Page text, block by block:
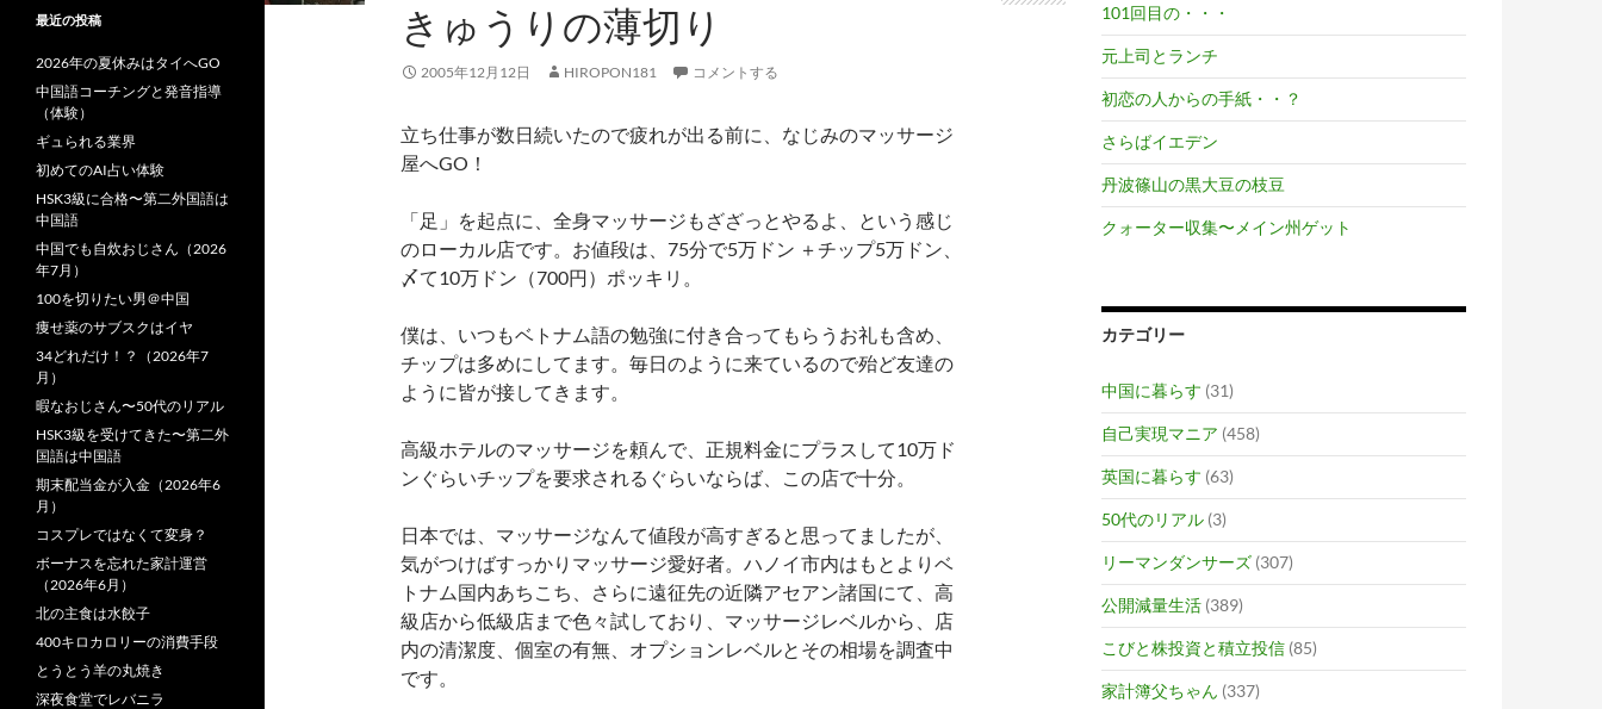
きゅうりの薄切り
2005年12月12日 HIROPON181 コメントする
立ち仕事が数日続いたので疲れが出る前に、なじみのマッサージ
屋へGO！
「足」を起点に、全身マッサージもざざっとやるよ、という感じ
のローカル店です。お値段は、75分で5万ドン ＋チップ5万ドン、
〆て10万ドン（700円）ポッキリ。
僕は、いつもベトナム語の勉強に付き合ってもらうお礼も含め、
チップは多めにしてます。毎日のように来ているので殆ど友達の
ように皆が接してきます。
高級ホテルのマッサージを頼んで、正規料金にプラスして10万ド
ンぐらいチップを要求されるぐらいならば、この店で十分。
日本では、マッサージなんて値段が高すぎると思ってましたが、
気がつけばすっかりマッサージ愛好者。ハノイ市内はもとよりベ
トナム国内あちこち、さらに遠征先の近隣アセアン諸国にて、高
級店から低級店まで色々試しており、マッサージレベルから、店
内の清潔度、個室の有無、オプションレベルとその相場を調査中
です。
101回目の・・・
元上司とランチ
初恋の人からの手紙・・？
さらばイエデン
丹波篠山の黒大豆の枝豆
クォーター収集〜メイン州ゲット
カテゴリー
中国に暮らす (31)
自己実現マニア (458)
英国に暮らす (63)
50代のリアル (3)
リーマンダンサーズ (307)
公開減量生活 (389)
こびと株投資と積立投信 (85)
家計簿父ちゃん (337)
最近の投稿
2026年の夏休みはタイへGO
中国語コーチングと発音指導
（体験）
ギュられる業界
初めてのAI占い体験
HSK3級に合格〜第二外国語は
中国語
中国でも自炊おじさん（2026
年7月）
100を切りたい男＠中国
痩せ薬のサブスクはイヤ
34どれだけ！？（2026年7
月）
暇なおじさん〜50代のリアル
HSK3級を受けてきた〜第二外
国語は中国語
期末配当金が入金（2026年6
月）
コスプレではなくて変身？
ボーナスを忘れた家計運営
（2026年6月）
北の主食は水餃子
400キロカロリーの消費手段
とうとう羊の丸焼き
深夜食堂でレバニラ